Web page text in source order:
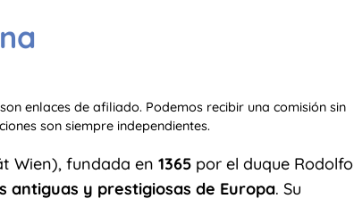
enlaces de afiliado. Podemos recibir una comisión sin
son siempre independientes.
Wien), fundada en1365 por el duque Rodolfo
antiguas y prestigiosas de Europa. Su